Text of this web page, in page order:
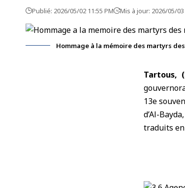
Publié: 2026/05/02 11:55 PM Mis à jour: 2026/05/03
Hommage à la mémoire des martyrs
Tartous,
13e
d’Al-
traduits